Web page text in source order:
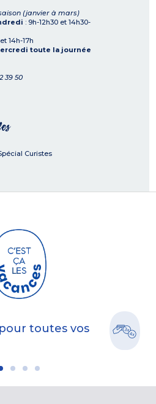
(janvier à mars)
: 9h-12h30 et 14h30-
14h-17h
toute la journée
39 50
Curistes
toutes vos